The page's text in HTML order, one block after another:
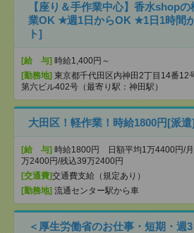
【座り＆手作業中心】香水shop
業OK ★週1日からOK ★1日1時間
ト]
[給 与] 時給1,400円～
[勤務地] 東京都千代田区内神田2丁目14番12
第六ビル402号（最寄り駅：神田駅）
大田区！軽作業！時給1800円[派遣]
[給 与] 時給1800円 日額平均1万4400円/
万2400円/残込39万2400円
[交通費]交通費支給（規定あり）
[勤務地] 流通センター駅から車
＜厚生労働省のお仕事・短期・週